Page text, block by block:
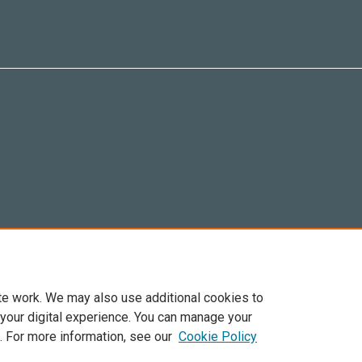
Elsevier, i suoi licenziatari e contributori. Tutti i diritti sono riservati. Inclusi
work. We may also use additional cookies to
digital experience. You can manage your
For more information, see our Cookie Policy